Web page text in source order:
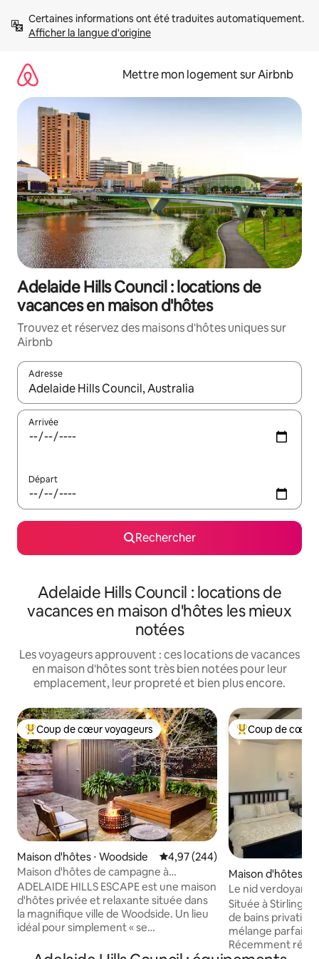
directement
Afficher la langue d'origine
Mettre mon logement sur Airbnb
Adelaide Hills Council : locations de
vacances en maison d'hôtes
Trouvez et réservez des maisons d'hôtes uniques sur
Airbnb
Adresse
Lorsque les résultats s'affichent, utilisez les flèches vers le
Arrivée
Départ
Rechercher
Adelaide Hills Council : locations de
vacances en maison d'hôtes les mieux
notées
Les voyageurs approuvent : ces locations de vacances
en maison d'hôtes sont très bien notées pour leur
emplacement, leur propreté et bien plus encore.
Coups de cœur voyageurs les plus appréciés
Coup de cœur voyageurs
Maison d'hôtes ⋅ Woodside Évaluation moyenne sur la
4,97 (244)
Maison d'hôtes de campagne à
Adelaide Hills – Confortable et propre
ADELAIDE HILLS ESCAPE est une maison
d'hôtes privée et relaxante située dans
la magnifique ville de Woodside. Un lieu
idéal pour simplement « se
centre des vignobles (à 2 minutes de
Coups de cœur
Coup de cœur
Maison d'hôtes ⋅
Le nid verdoyant
Située à Stirling,
de bains
mélange parfait
Récemment